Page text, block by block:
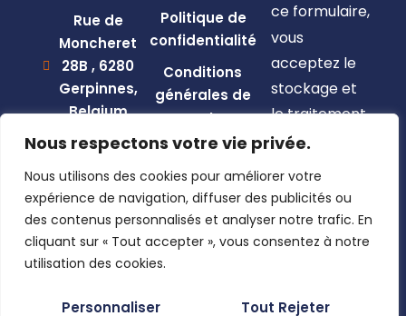
Nous respectons votre vie privée.
Nous utilisons des cookies pour améliorer votre
expérience de navigation, diffuser des publicités ou
des contenus personnalisés et analyser notre trafic. En
cliquant sur « Tout accepter », vous consentez à notre
utilisation des cookies.
Personnaliser Tout Rejeter
Rue de
Moncheret
28B , 6280
Gerpinnes,
Belgium
+32 492
marcellin@gerpiagri.be
BE
0793.946.582
Politique de
confidentialité
Conditions
générales de
vente
ce formulaire,
vous
acceptez le
stockage et
le traitement
de vos
ce site web.
S'inscrire